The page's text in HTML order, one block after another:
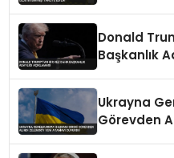
Donald
Başkanlık
Ukrayna
Görevden